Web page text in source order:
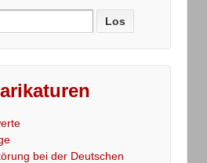
bei der Deutschen